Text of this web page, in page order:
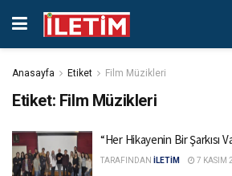
Anasayfa Etiket Film Müzikleri
Etiket: Film Müzikleri
“Her Hikayenin Bir Şarkısı
TARAFINDAN İLETİM 7 KASIM